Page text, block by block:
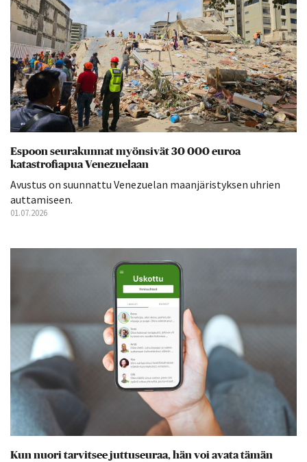
Espoon seurakunnat myönsivät 30 000 euroa
katastrofiapua Venezuelaan
Avustus on suunnattu Venezuelan maanjäristyksen uhrien
auttamiseen.
01.07.2026
Kun nuori tarvitsee juttuseuraa, hän voi avata tämän